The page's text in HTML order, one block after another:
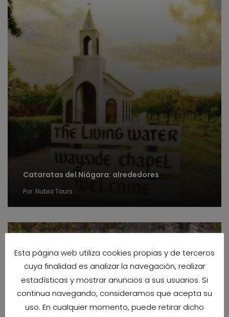
Cataratas del Niágara: alrededores
Por Nubia Tours
Esta página web utiliza cookies propias y de terceros
cuya finalidad es analizar la navegación, realizar
estadísticas y mostrar anuncios a sus usuarios. Si
continua navegando, consideramos que acepta su
uso. En cualquier momento, puede retirar dicho